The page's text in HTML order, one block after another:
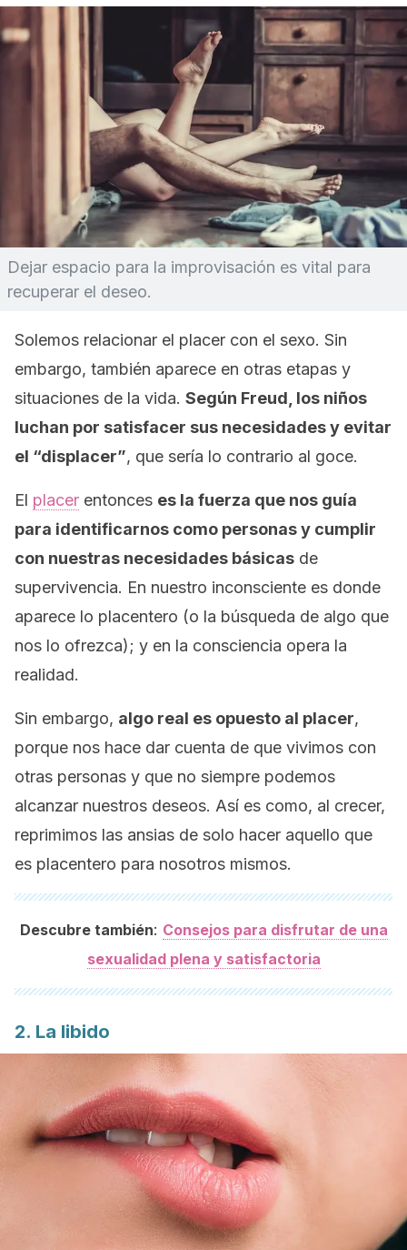
Dejar espacio para la improvisación es vital para
recuperar el deseo.
Solemos relacionar el placer con el sexo. Sin
embargo, también aparece en otras etapas y
situaciones de la vida. Según Freud, los niños
luchan por satisfacer sus necesidades y evitar
el “displacer”, que sería lo contrario al goce.
El placer entonces es la fuerza que nos guía
para identificarnos como personas y cumplir
con nuestras necesidades básicas de
supervivencia. En nuestro inconsciente es donde
aparece lo placentero (o la búsqueda de algo que
nos lo ofrezca); y en la consciencia opera la
realidad.
Sin embargo, algo real es opuesto al placer,
porque nos hace dar cuenta de que vivimos con
otras personas y que no siempre podemos
alcanzar nuestros deseos. Así es como, al crecer,
reprimimos las ansias de solo hacer aquello que
es placentero para nosotros mismos.
Descubre también: Consejos para disfrutar de una
sexualidad plena y satisfactoria
2. La libido